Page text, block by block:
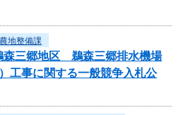
農地整備課
三郷地区 鵜森三郷排水機場
工事に関する一般競争入札公